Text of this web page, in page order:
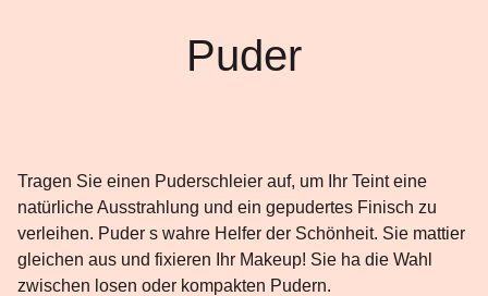
Puder
Tragen Sie einen Puderschleier auf, um Ihr Teint eine
natürliche Ausstrahlung und ein gepudertes Finisch zu
verleihen. Puder s wahre Helfer der Schönheit. Sie mattier
gleichen aus und fixieren Ihr Makeup! Sie ha die Wahl
zwischen losen oder kompakten Pudern.